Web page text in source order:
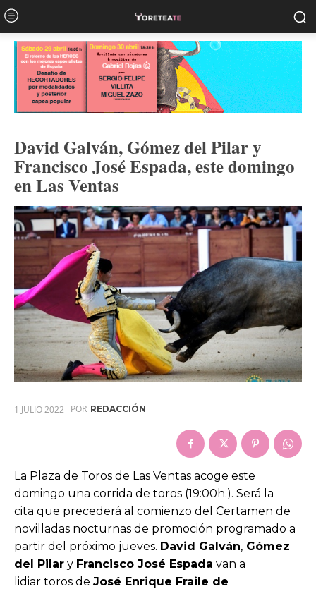
David Galván, Gómez del Pilar y
Francisco José Espada, este domingo
en Las Ventas
1 JULIO 2022 POR REDACCIÓN
La Plaza de Toros de Las Ventas acoge este
domingo una corrida de toros (19:00h.). Será la
cita que precederá al comienzo del Certamen de
novilladas nocturnas de promoción programado a
partir del próximo jueves. David Galván, Gómez
del Pilar y Francisco José Espada van a
lidiar toros de José Enrique Fraile de